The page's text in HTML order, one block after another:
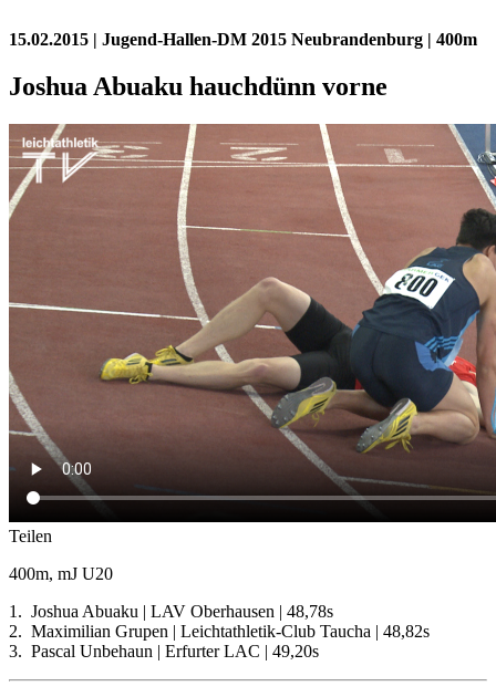
15.02.2015 | Jugend-Hallen-DM 2015 Neubrandenburg | 400m
Joshua Abuaku hauchdünn vorne
Teilen
400m, mJ U20
1. Joshua Abuaku | LAV Oberhausen | 48,78s
2. Maximilian Grupen | Leichtathletik-Club Taucha | 48,82s
3. Pascal Unbehaun | Erfurter LAC | 49,20s